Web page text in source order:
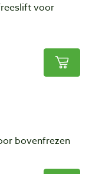
voor
bovenfrezen